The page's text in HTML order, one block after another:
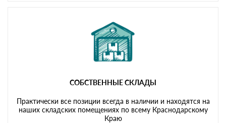
СОБСТВЕННЫЕ СКЛАДЫ
Практически все позиции всегда в наличии и находятся на
наших складских помещениях по всему Краснодарскому
Краю